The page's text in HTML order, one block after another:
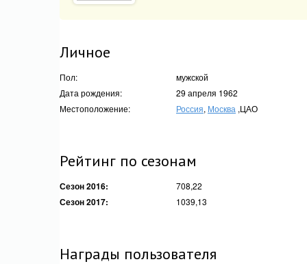
Личное
Пол:
мужской
Дата рождения:
29 апреля 1962
Местоположение:
Россия, Москва ,ЦАО
Рейтинг по сезонам
Сезон 2016: 708,22
Сезон 2017: 1039,13
Награды пользователя